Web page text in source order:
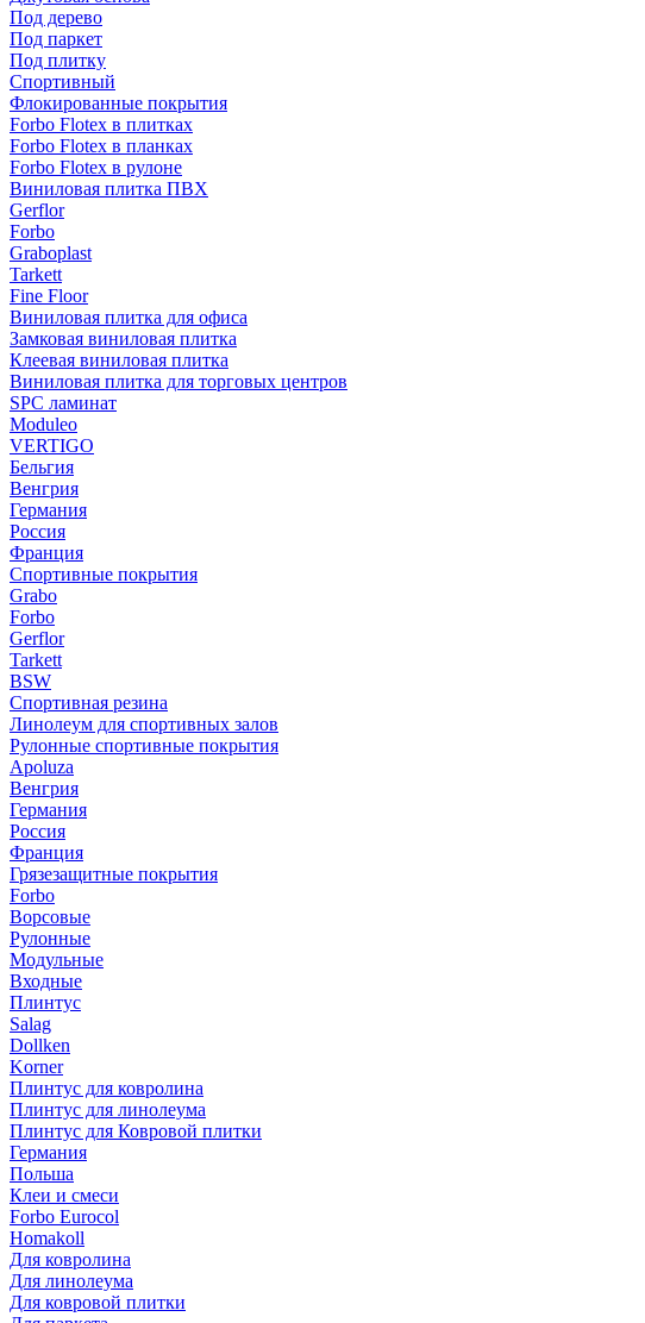
Под дерево
Под паркет
Под плитку
Спортивный
Флокированные покрытия
Forbo Flotex в плитках
Forbo Flotex в планках
Forbo Flotex в рулоне
Виниловая плитка ПВХ
Gerflor
Forbo
Graboplast
Tarkett
Fine Floor
Виниловая плитка для офиса
Замковая виниловая плитка
Клеевая виниловая плитка
Виниловая плитка для торговых центров
SPC ламинат
Moduleo
VERTIGO
Бельгия
Венгрия
Германия
Россия
Франция
Спортивные покрытия
Grabo
Forbo
Gerflor
Tarkett
BSW
Спортивная резина
Линолеум для спортивных залов
Рулонные спортивные покрытия
Apoluza
Венгрия
Германия
Россия
Франция
Грязезащитные покрытия
Forbo
Ворсовые
Рулонные
Модульные
Входные
Плинтус
Salag
Dollken
Korner
Плинтус для ковролина
Плинтус для линолеума
Плинтус для Ковровой плитки
Германия
Польша
Клеи и смеси
Forbo Eurocol
Homakoll
Для ковролина
Для линолеума
Для ковровой плитки